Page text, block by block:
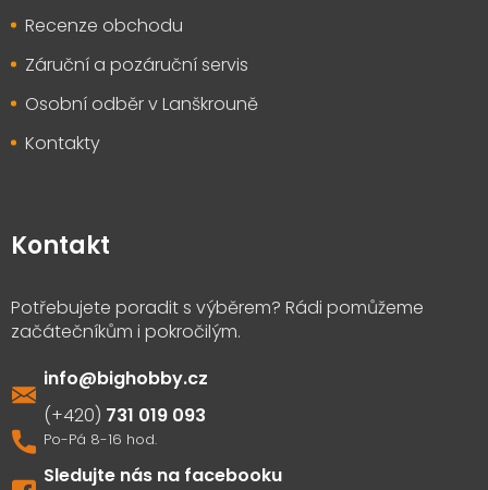
Recenze obchodu
Záruční a pozáruční servis
Osobní odběr v Lanškrouně
Kontakty
Kontakt
info@bighobby.cz
731 019 093
Sledujte nás na facebooku